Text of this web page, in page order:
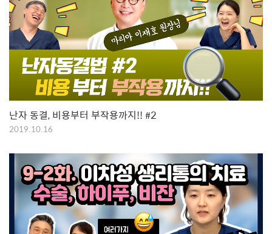
난자 동결, 비용부터 부작용까지!! #2
2019.10.16